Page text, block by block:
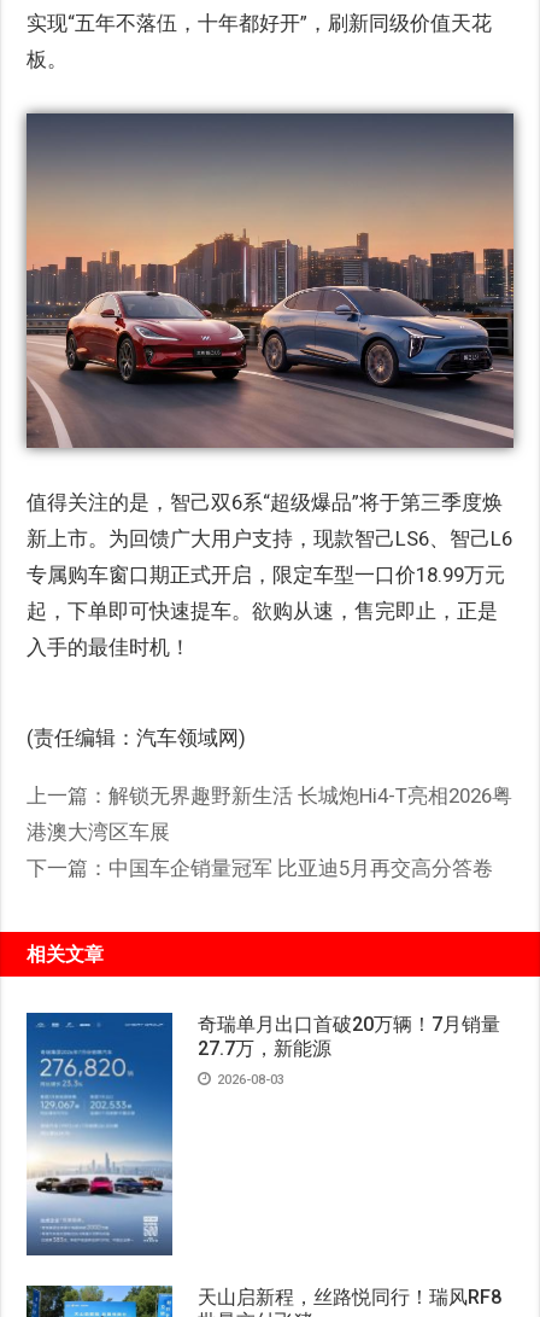
实现“五年不落伍，十年都好开”，刷新同级价值天花
板。
值得关注的是，智己双6系“超级爆品”将于第三季度焕
新上市。为回馈广大用户支持，现款智己LS6、智己L6
专属购车窗口期正式开启，限定车型一口价18.99万元
起，下单即可快速提车。欲购从速，售完即止，正是
入手的最佳时机！
(责任编辑：汽车领域网)
上一篇：解锁无界趣野新生活 长城炮Hi4-T亮相2026粤
港澳大湾区车展
下一篇： 中国车企销量冠军 比亚迪5月再交高分答卷
相关文章
奇瑞单月出口首破20万辆！7月销量
27.7万，新能源
2026-08-03
天山启新程，丝路悦同行！瑞风RF8